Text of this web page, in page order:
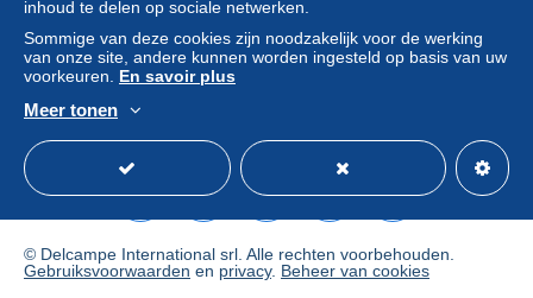
I ALWAYS COMBINE LOTS FOR SAVE
POSTAGE EXPENSES !!!
Shipping & Handling:
Up to 50g: 3.00 €
(up tp 50 stamps)
AT BUYER RISK ONLY !!!
Registered letter add 5.00 €
inhoud te delen op sociale netwerken.
Sommige van deze cookies zijn noodzakelijk voor de werking
van onze site, andere kunnen worden ingesteld op basis van uw
voorkeuren. En savoir plus
Meer tonen
© Delcampe International srl. Alle rechten voorbehouden.
Gebruiksvoorwaarden en privacy. Beheer van cookies